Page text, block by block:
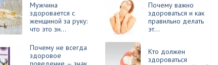
Мужчина
здоровается с
женщиной за руку:
что это зн...
Почему важно
здороваться и как
правильно делать
эт...
Почему не всегда
здоровое
Кто должен
здороваться